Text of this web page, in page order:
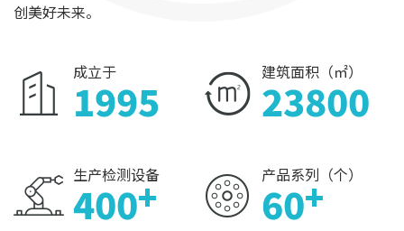
创美好未来。
成立于
1995
建筑面积（㎡）
23800
生产检测设备
400+ 产品系列（个）
60+